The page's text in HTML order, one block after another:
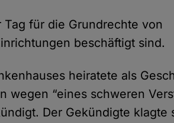
für die Grundrechte von
beschäftigt sind.
heiratete als
wegen “eines schweren
Der Gekündigte klagte